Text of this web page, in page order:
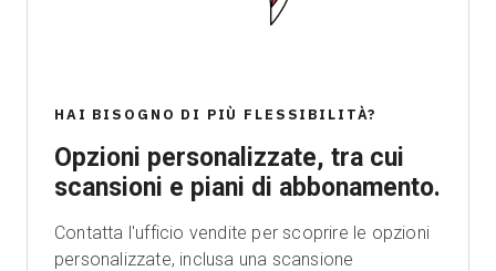
HAI BISOGNO DI PIÙ FLESSIBILITÀ?
Opzioni personalizzate, tra cui
scansioni e piani di abbonamento.
Contatta l'ufficio vendite per scoprire le opzioni
personalizzate, inclusa una scansione